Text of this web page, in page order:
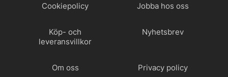
Cookiepolicy Jobba hos oss
Köp- och
leveransvillkor
Nyhetsbrev
Om oss Privacy policy